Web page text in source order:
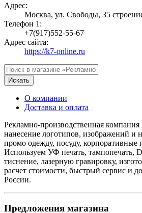
Адрес:
Москва, ул. Свободы, 35
Телефон 1:
+7(917)552-55-67
Адрес сайта:
https://k7-online.ru
Искать
О компании
Доставка и оплата
Рекламно-производственная
нанесение логотипов, изображений и
промо одежду, посуду, корпоративные
Используем УФ печать, тампопечать,
тиснение, лазерную гравировку,
расчет стоимости, быстрый сервис и
России.
Предложения магазина